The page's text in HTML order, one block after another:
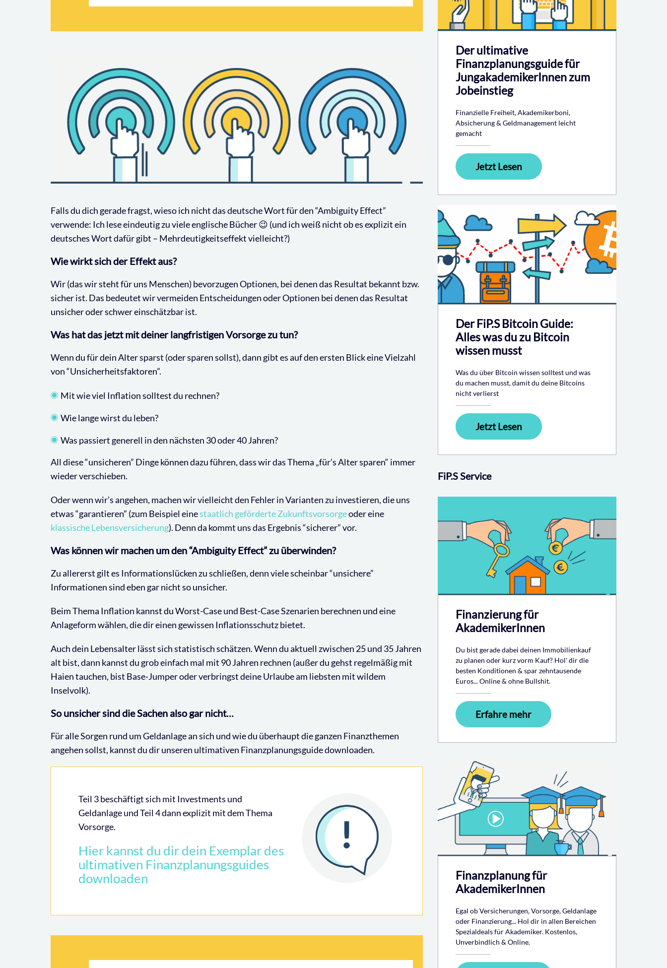
Falls du dich gerade fragst, wieso ich nicht das deutsche Wort für den “Ambiguity Effect”
verwende: Ich lese eindeutig zu viele englische Bücher 😉 (und ich weiß nicht ob es explizit ein
deutsches Wort dafür gibt – Mehrdeutigkeitseffekt vielleicht?)
Wie wirkt sich der Effekt aus?
Wir (das wir steht für uns Menschen) bevorzugen Optionen, bei denen das Resultat bekannt bzw.
sicher ist. Das bedeutet wir vermeiden Entscheidungen oder Optionen bei denen das Resultat
unsicher oder schwer einschätzbar ist.
Was hat das jetzt mit deiner langfristigen Vorsorge zu tun?
Wenn du für dein Alter sparst (oder sparen sollst), dann gibt es auf den ersten Blick eine Vielzahl
von “Unsicherheitsfaktoren”.
Mit wie viel Inflation solltest du rechnen?
Wie lange wirst du leben?
Was passiert generell in den nächsten 30 oder 40 Jahren?
All diese “unsicheren” Dinge können dazu führen, dass wir das Thema „für’s Alter sparen“ immer
wieder verschieben.
Oder wenn wir’s angehen, machen wir vielleicht den Fehler in Varianten zu investieren, die uns
etwas “garantieren” (zum Beispiel einestaatlich geförderte Zukunftsvorsorgeoder eine
klassische Lebensversicherung). Denn da kommt uns das Ergebnis “sicherer” vor.
Was können wir machen um den “Ambiguity Effect” zu überwinden?
Zu allererst gilt es Informationslücken zu schließen, denn viele scheinbar “unsichere”
Informationen sind eben gar nicht so unsicher.
Beim Thema Inflation kannst du Worst-Case und Best-Case Szenarien berechnen und eine
Anlageform wählen, die dir einen gewissen Inflationsschutz bietet.
Auch dein Lebensalter lässt sich statistisch schätzen. Wenn du aktuell zwischen 25 und 35 Jahren
alt bist, dann kannst du grob einfach mal mit 90 Jahren rechnen (außer du gehst regelmäßig mit
Haien tauchen, bist Base-Jumper oder verbringst deine Urlaube am liebsten mit wildem
Inselvolk).
So unsicher sind die Sachen also gar nicht…
Für alle Sorgen rund um Geldanlage an sich und wie du überhaupt die ganzen Finanzthemen
angehen sollst, kannst du dir unseren ultimativen Finanzplanungsguide downloaden.
Teil 3 beschäftigt sich mit Investments und
Geldanlage und Teil 4 dann explizit mit dem Thema
Vorsorge.
Hier kannst du dir dein Exemplar des
ultimativen Finanzplanungsguides
downloaden
Der ultimative
Finanzplanungsguide für
JungakademikerInnen zum
Jobeinstieg
Finanzielle Freiheit, Akademikerboni,
Absicherung & Geldmanagement leicht
gemacht
Jetzt Lesen
Der FiP.S Bitcoin Guide:
Alles was du zu Bitcoin
wissen musst
Was du über Bitcoin wissen solltest und was
du machen musst, damit du deine Bitcoins
nicht verlierst
Jetzt Lesen
FiP.S Service
Finanzierung für
AkademikerInnen
Du bist gerade dabei deinen Immobilienkauf
zu planen oder kurz vorm Kauf? Hol' dir die
besten Konditionen & spar zehntausende
Euros... Online & ohne Bullshit.
Erfahre mehr
Finanzplanung für
AkademikerInnen
Egal ob Versicherungen, Vorsorge, Geldanlage
oder Finanzierung... Hol dir in allen Bereichen
Spezialdeals für Akademiker. Kostenlos,
Unverbindlich & Online.